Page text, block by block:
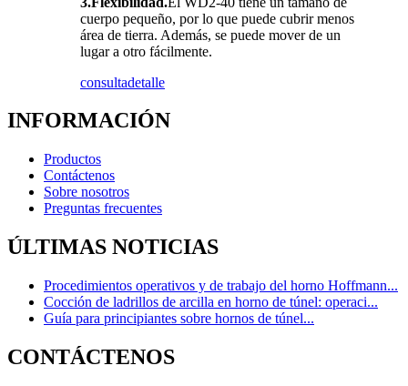
cuerpo pequeño, por lo que puede cubrir menos
área de tierra. Además, se puede mover de un
lugar a otro fácilmente.
consultadetalle
INFORMACIÓN
Productos
Contáctenos
Sobre nosotros
Preguntas frecuentes
ÚLTIMAS NOTICIAS
Procedimientos operativos y de trabajo del horno Hoffmann...
Cocción de ladrillos de arcilla en horno de túnel: operaci...
Guía para principiantes sobre hornos de túnel...
CONTÁCTENOS